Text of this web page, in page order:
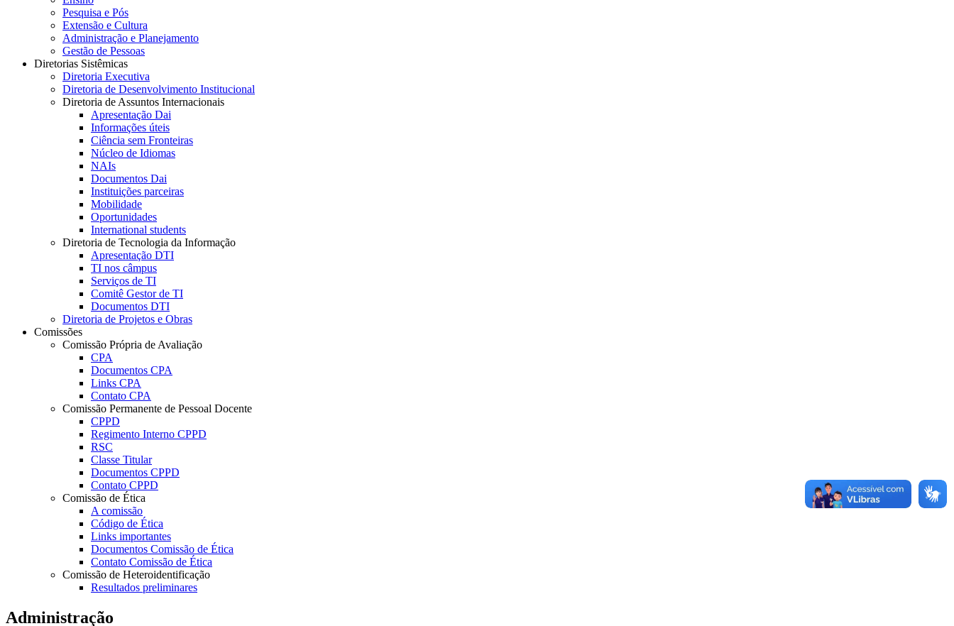
Pesquisa e Pós
Extensão e Cultura
Administração e Planejamento
Gestão de Pessoas
Diretorias Sistêmicas
Diretoria Executiva
Diretoria de Desenvolvimento Institucional
Diretoria de Assuntos Internacionais
Apresentação Dai
Informações úteis
Ciência sem Fronteiras
Núcleo de Idiomas
NAIs
Documentos Dai
Instituições parceiras
Mobilidade
Oportunidades
International students
Diretoria de Tecnologia da Informação
Apresentação DTI
TI nos câmpus
Serviços de TI
Comitê Gestor de TI
Documentos DTI
Diretoria de Projetos e Obras
Comissões
Comissão Própria de Avaliação
CPA
Documentos CPA
Links CPA
Contato CPA
Comissão Permanente de Pessoal Docente
CPPD
Regimento Interno CPPD
RSC
Classe Titular
Documentos CPPD
Contato CPPD
Comissão de Ética
A comissão
Código de Ética
Links importantes
Documentos Comissão de Ética
Contato Comissão de Ética
Comissão de Heteroidentificação
Resultados preliminares
Administração